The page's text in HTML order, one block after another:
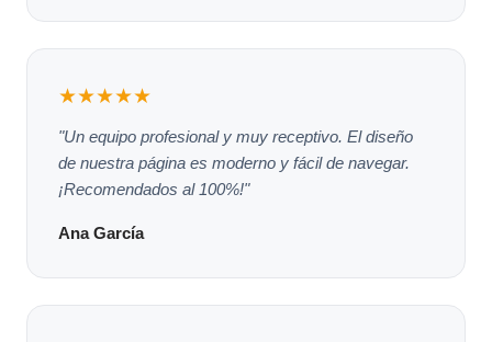
★★★★★
"Un equipo profesional y muy receptivo. El diseño
de nuestra página es moderno y fácil de navegar.
¡Recomendados al 100%!"
Ana García